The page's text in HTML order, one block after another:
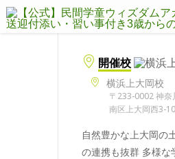
開催校
横浜上大岡校
〒233-0002 神奈
南区上大岡西3-
自然豊かな上大岡の
の連携も抜群 多様な